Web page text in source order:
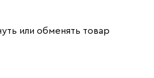
или обменять товар